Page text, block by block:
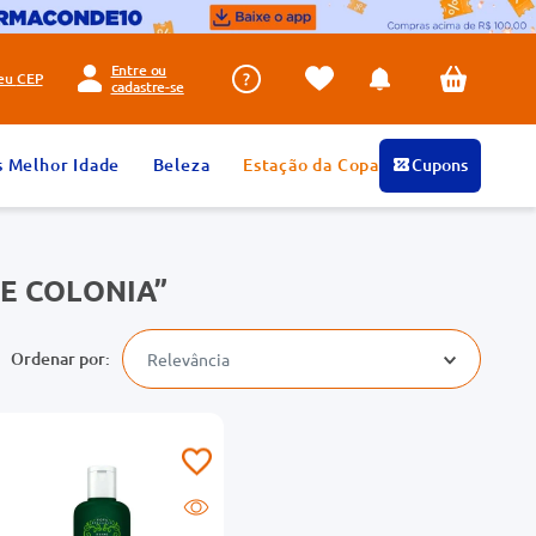
CEP
Entre ou
cadastre-se
Melhor Idade Beleza Estação da Copa Cupons
COLONIA
Relevância